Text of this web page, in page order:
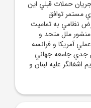
حملات قبلي اين
مستمر توافق
نظامي به تماميت
ملل متحد و
آمريکا و فرانسه
جدي جامعه جهاني
عليه لبنان و